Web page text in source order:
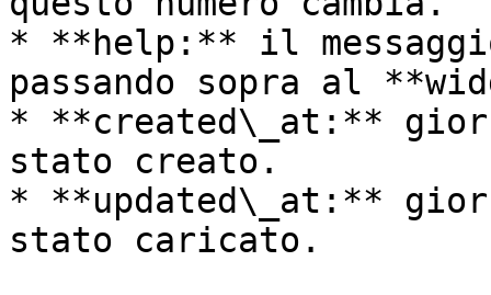
* **help:** il
passando sopra al
* **created\_at:**
stato creato.
* **updated\_at:**
stato caricato.